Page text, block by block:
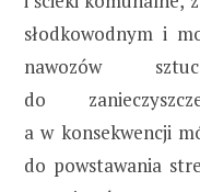
słodkowodnym i
nawozów
do
a w konsekwencji
do powstawania